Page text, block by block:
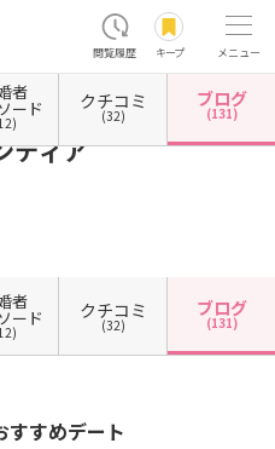
閲覧履歴 キープ メニュー
ゴールデン・フロンティア カウンセラー
ティア
者
ード クチコミ
(32)
ブログ
(131)
者
ード クチコミ
(32)
ブログ
(131)
すすめデート